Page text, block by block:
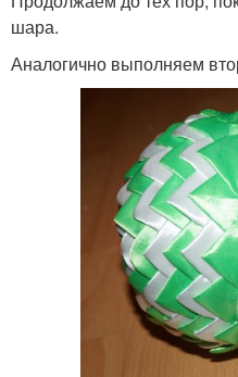
шара.
Аналогично выполняем